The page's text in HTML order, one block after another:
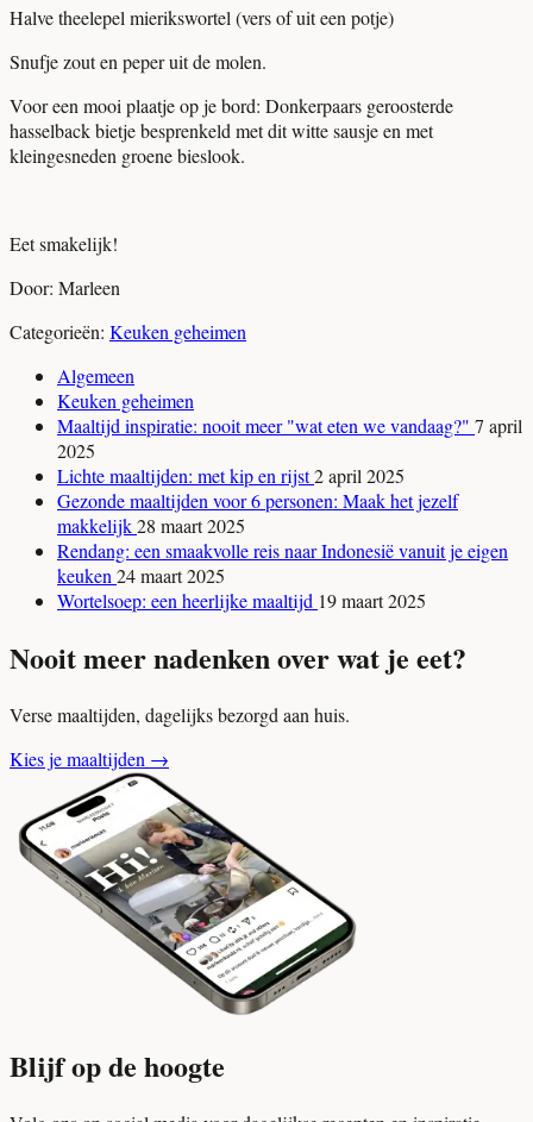
Halve theelepel mierikswortel (vers of uit een potje)
Snufje zout en peper uit de molen.
Voor een mooi plaatje op je bord: Donkerpaars geroosterde
hasselback bietje besprenkeld met dit witte sausje en met
kleingesneden groene bieslook.
Eet smakelijk!
Door: Marleen
Categorieën: Keuken geheimen
Algemeen
Keuken geheimen
Maaltijd inspiratie: nooit meer "wat eten we vandaag?" 7 april
2025
Lichte maaltijden: met kip en rijst2 april 2025
Gezonde maaltijden voor 6 personen: Maak het jezelf
makkelijk28 maart 2025
Rendang: een smaakvolle reis naar Indonesië vanuit je eigen
keuken24 maart 2025
Wortelsoep: een heerlijke maaltijd 19 maart 2025
Nooit meer nadenken over wat je eet?
Verse maaltijden, dagelijks bezorgd aan huis.
Kies je maaltijden →
Blijf op de hoogte